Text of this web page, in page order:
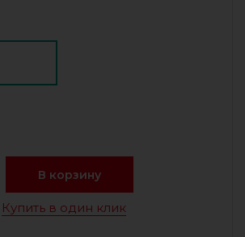
В корзину
Купить в один клик